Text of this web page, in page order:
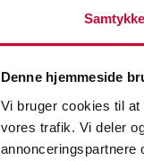
Samtykke
Denne hjemmeside
Vi bruger cookies til
vores trafik. Vi deler
annonceringspartnere